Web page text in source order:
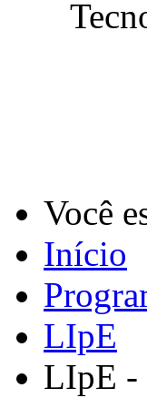
Você
Início
LIpE
LIpE -